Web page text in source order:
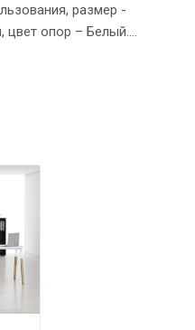
размер -
цвет опор – Белый.
опор, которые прочно
проставки между
ПВХ 2 мм. Регулируемые
на неровном полу.